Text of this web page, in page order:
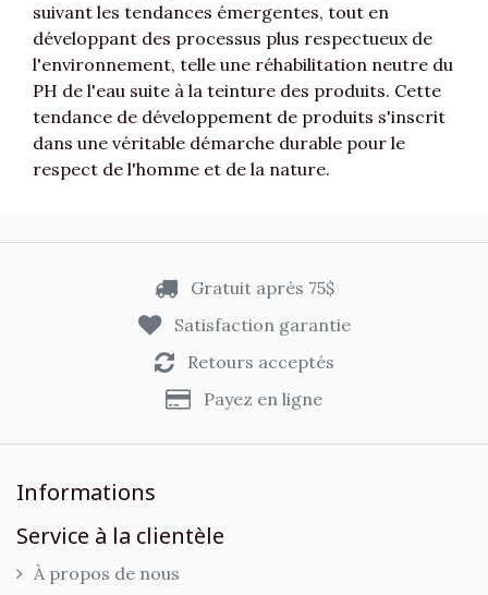
suivant les tendances émergentes, tout en
développant des processus plus respectueux de
l'environnement, telle une réhabilitation neutre du
PH de l'eau suite à la teinture des produits. Cette
tendance de développement de produits s'inscrit
dans une véritable démarche durable pour le
respect de l'homme et de la nature.
Gratuit après 75$
Satisfaction garantie
Retours acceptés
Payez en ligne
Informations
Service à la clientèle
À propos de nous